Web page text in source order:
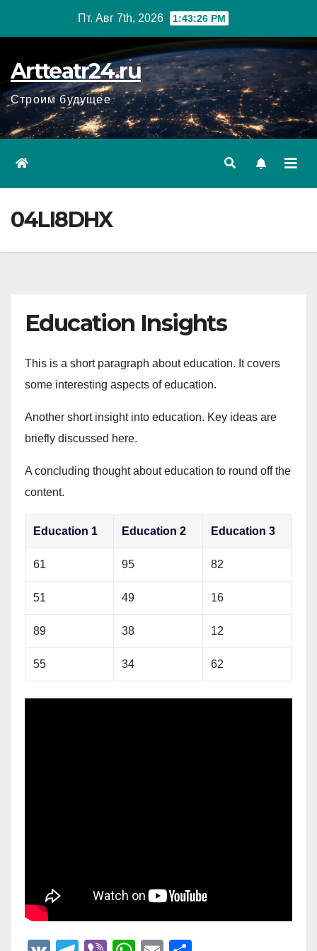
Пт. Авг 7th, 2026 1:43:27 PM
Artteatr24.ru
Строим будущее
04LI8DHX
Education Insights
This is a short paragraph about education. It covers
some interesting aspects of education.
Another short insight into education. Key ideas are
briefly discussed here.
A concluding thought about education to round off the
content.
Education 1 Education 2 Education 3
61 95 82
51 49 16
89 38 12
55 34 62